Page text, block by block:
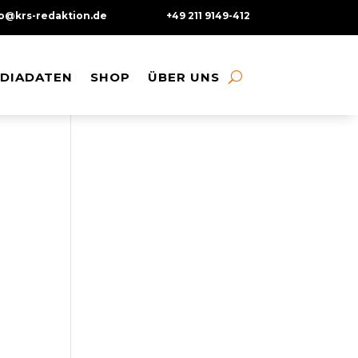
redaktion.de +49 211 9149-412
SHOP ÜBER UNS
SHOP ÜBER UNS